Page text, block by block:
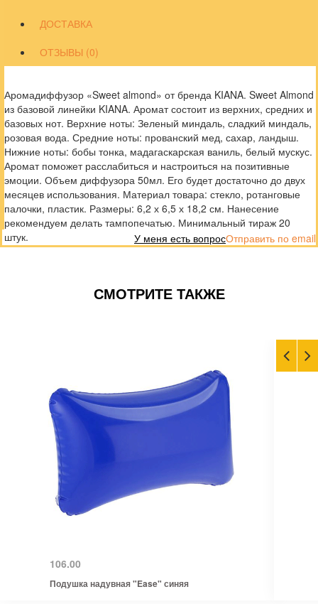
ДОСТАВКА
ОТЗЫВЫ (0)
Аромадиффузор «Sweet almond» от бренда KIANA. Sweet Almond
из базовой линейки KIANA. Аромат состоит из верхних, средних и
базовых нот. Верхние ноты: Зеленый миндаль, сладкий миндаль,
розовая вода. Средние ноты: прованский мед, сахар, ландыш.
Нижние ноты: бобы тонка, мадагаскарская ваниль, белый мускус.
Аромат поможет расслабиться и настроиться на позитивные
эмоции. Объем диффузора 50мл. Его будет достаточно до двух
месяцев использования. Материал товара: стекло, ротанговые
палочки, пластик. Размеры: 6,2 х 6,5 х 18,2 см. Нанесение
рекомендуем делать тампопечатью. Минимальный тираж 20
штук.
Отправить по email
У меня есть вопрос
СМОТРИТЕ ТАКЖЕ
106.00
Подушка надувная "Ease" синяя